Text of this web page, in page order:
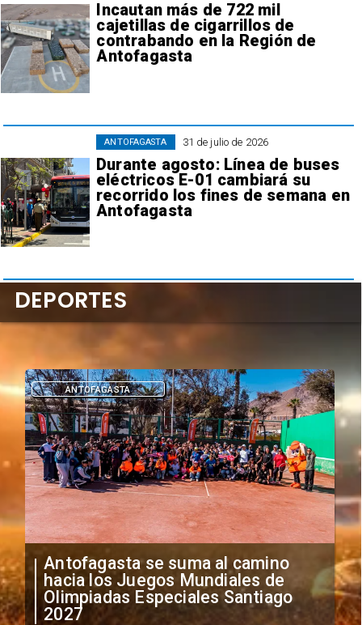
Incautan más de 722 mil
cajetillas de cigarrillos de
contrabando en la Región de
Antofagasta
31 de julio de 2026
Durante agosto: Línea de buses
eléctricos E-01 cambiará su
recorrido los fines de semana en
Antofagasta
ANTOFAGASTA
Antofagasta se suma al camino
hacia los Juegos Mundiales de
Olimpiadas Especiales Santiago
2027
ANTOFAGASTA
DEPORTES